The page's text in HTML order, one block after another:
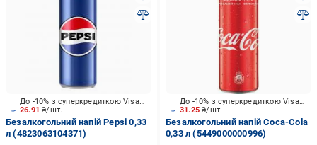
26.91₴/шт.
До -10% з суперкредиткою Visa Вигода
Безалкогольний напій Pepsi 0,33
л (4823063104371)
31.25₴/шт.
До -10% з суперкредиткою Visa Вигода
Безалкогольний напій Coca-Cola
0,33 л (5449000000996)